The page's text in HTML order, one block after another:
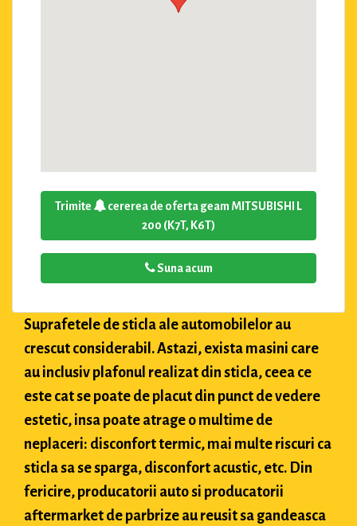
Trimite
cererea de oferta geam MITSUBISHI L
200 (K7T, K6T)
Suna acum
Suprafetele de sticla ale automobilelor au
crescut considerabil. Astazi, exista masini care
au inclusiv plafonul realizat din sticla, ceea ce
este cat se poate de placut din punct de vedere
estetic, insa poate atrage o multime de
neplaceri: disconfort termic, mai multe riscuri ca
sticla sa se sparga, disconfort acustic, etc. Din
fericire, producatorii auto si producatorii
aftermarket de parbrize au reusit sa gandeasca